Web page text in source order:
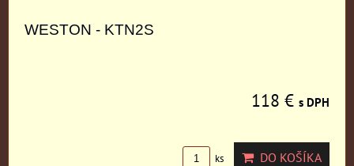
WESTON - KTN2S
118 € s DPH
ks DO KOŠÍKA